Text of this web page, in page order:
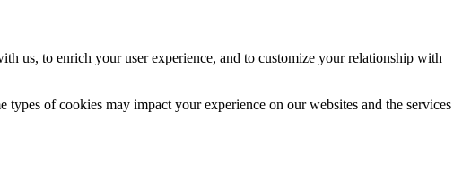
us, to enrich your user experience, and to customize your relationship with
of cookies may impact your experience on our websites and the services